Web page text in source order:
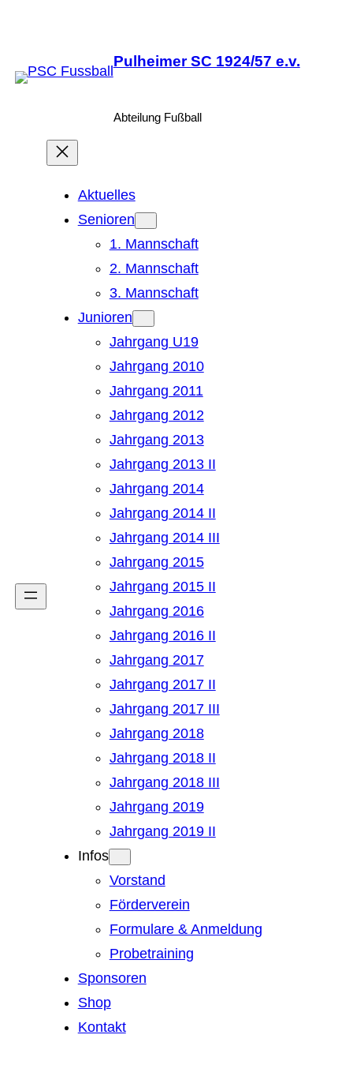
springen
Pulheimer SC 1924/57 e.v.
Abteilung Fußball
Aktuelles
Senioren
1. Mannschaft
2. Mannschaft
3. Mannschaft
Junioren
Jahrgang U19
Jahrgang 2010
Jahrgang 2011
Jahrgang 2012
Jahrgang 2013
Jahrgang 2013 II
Jahrgang 2014
Jahrgang 2014 II
Jahrgang 2014 III
Jahrgang 2015
Jahrgang 2015 II
Jahrgang 2016
Jahrgang 2016 II
Jahrgang 2017
Jahrgang 2017 II
Jahrgang 2017 III
Jahrgang 2018
Jahrgang 2018 II
Jahrgang 2018 III
Jahrgang 2019
Jahrgang 2019 II
Infos
Vorstand
Förderverein
Formulare & Anmeldung
Probetraining
Sponsoren
Shop
Kontakt